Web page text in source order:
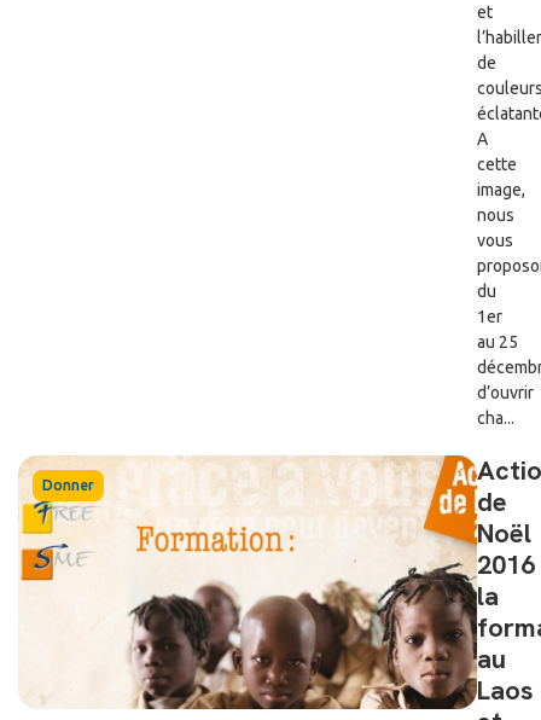
et
l’habiller
de
A
cette
image,
nous
vous
du
1er
au 25
d’ouvrir
cha...
Donner
de
Noël
2016
la
au
Laos